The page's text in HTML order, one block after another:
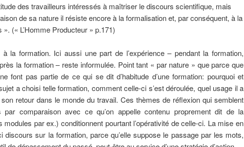
des travailleurs intéressés à maîtriser le discours scientifique, mais
de sa nature il résiste encore à la formalisation et, par conséquent, à la
(« L’Homme Producteur » p.171)
à la formation. Ici aussi une part de l’expérience – pendant la formation,
la formation – reste informulée. Point tant « par nature » que parce que
font pas partie de ce qui se dit d’habitude d’une formation: pourquoi et
a choisi telle formation, comment celle-ci s’est déroulée, quel usage il a
retour dans le monde du travail. Ces thèmes de réflexion qui semblent
par comparaison avec ce qu’on appelle contenu proprement dit de la
modules par ex.) conditionnent pourtant l’opérativité de celle-ci. La mise en
discours sur la formation, parce qu’elle suppose le passage par les mots,